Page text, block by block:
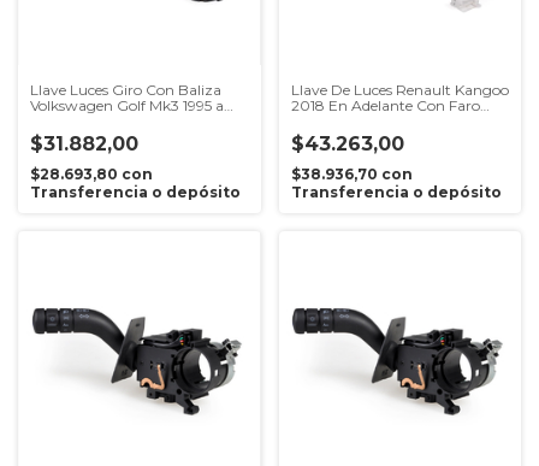
Llave Luces Giro Con Baliza
Volkswagen Golf Mk3 1995 a
$31.882,00
$28.693,80 con
Transferencia o depósito
Llave De Luces Renault Kangoo
2018 En Adelante Con Faro
$43.263,00
$38.936,70 con
Transferencia o depósito